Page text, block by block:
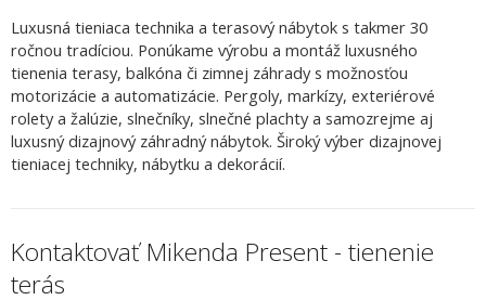
Luxusná tieniaca technika a terasový nábytok s takmer 30
ročnou tradíciou. Ponúkame výrobu a montáž luxusného
tienenia terasy, balkóna či zimnej záhrady s možnosťou
motorizácie a automatizácie. Pergoly, markízy, exteriérové
rolety a žalúzie, slnečníky, slnečné plachty a samozrejme aj
luxusný dizajnový záhradný nábytok. Široký výber dizajnovej
tieniacej techniky, nábytku a dekorácií.
Kontaktovať Mikenda Present - tienenie
terás